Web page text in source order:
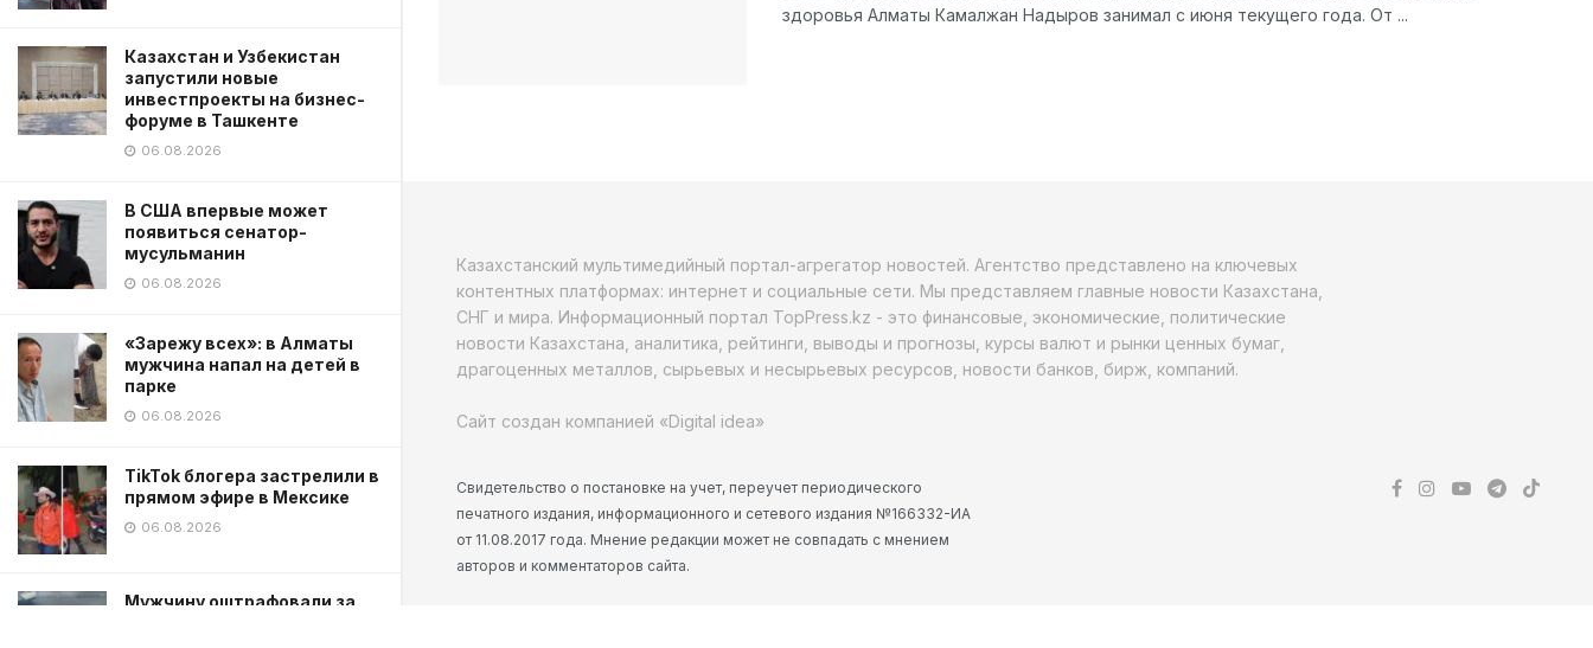
Казахстан и Узбекистан
запустили новые
инвестпроекты на бизнес-
форуме в Ташкенте
06.08.2026
В США впервые может
появиться сенатор-
мусульманин
06.08.2026
«Зарежу всех»: в Алматы
мужчина напал на детей в
парке
06.08.2026
TikTok блогера застрелили в
прямом эфире в Мексике
06.08.2026
Мужчину оштрафовали за
здоровья Алматы Камалжан Надыров занимал с июня текущего года. От ...
Казахстанский мультимедийный портал-агрегатор новостей. Агентство представлено на ключевых
контентных платформах: интернет и социальные сети. Мы представляем главные новости Казахстана,
СНГ и мира. Информационный портал TopPress.kz - это финансовые, экономические, политические
новости Казахстана, аналитика, рейтинги, выводы и прогнозы, курсы валют и рынки ценных бумаг,
драгоценных металлов, сырьевых и несырьевых ресурсов, новости банков, бирж, компаний.
Сайт создан компанией «Digital idea»
Свидетельство о постановке на учет, переучет периодического
печатного издания, информационного и сетевого издания №166332-ИА
от 11.08.2017 года. Мнение редакции может не совпадать с мнением
авторов и комментаторов сайта.